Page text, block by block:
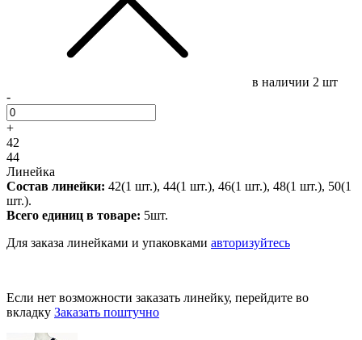
в наличии 2 шт
-
+
42
44
Линейка
Состав линейки: 42(1 шт.), 44(1 шт.), 46(1 шт.), 48(1 шт.), 50(1
шт.).
Всего единиц в товаре: 5шт.
Для заказа линейками и упаковками авторизуйтесь
Если нет возможности заказать линейку, перейдите во
вкладку Заказать поштучно